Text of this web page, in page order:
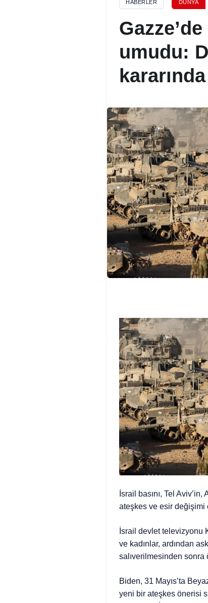
HABERLER DÜNYA
umudu:
kararında
İsrail basını, Tel
ateşkes ve esir değişimi
İsrail devlet televizyonu
ve kadınlar, ardından
salıverilmesinden
Biden, 31 Mayıs’ta
yeni bir ateşkes önerisi